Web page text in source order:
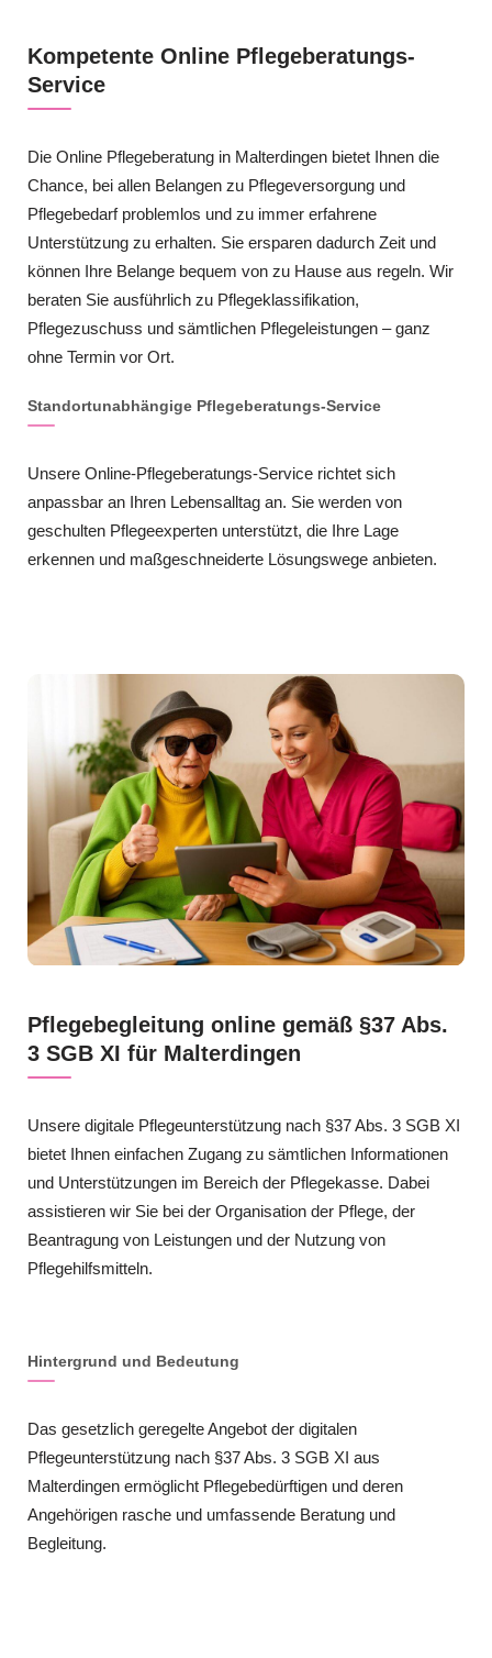
Kompetente Online Pflegeberatungs-
Service
Die Online Pflegeberatung in Malterdingen bietet Ihnen die
Chance, bei allen Belangen zu Pflegeversorgung und
Pflegebedarf problemlos und zu immer erfahrene
Unterstützung zu erhalten. Sie ersparen dadurch Zeit und
können Ihre Belange bequem von zu Hause aus regeln. Wir
beraten Sie ausführlich zu Pflegeklassifikation,
Pflegezuschuss und sämtlichen Pflegeleistungen – ganz
ohne Termin vor Ort.
Standortunabhängige Pflegeberatungs-Service
Unsere Online-Pflegeberatungs-Service richtet sich
anpassbar an Ihren Lebensalltag an. Sie werden von
geschulten Pflegeexperten unterstützt, die Ihre Lage
erkennen und maßgeschneiderte Lösungswege anbieten.
Pflegebegleitung online gemäß §37 Abs.
3 SGB XI für Malterdingen
Unsere digitale Pflegeunterstützung nach §37 Abs. 3 SGB XI
bietet Ihnen einfachen Zugang zu sämtlichen Informationen
und Unterstützungen im Bereich der Pflegekasse. Dabei
assistieren wir Sie bei der Organisation der Pflege, der
Beantragung von Leistungen und der Nutzung von
Pflegehilfsmitteln.
Hintergrund und Bedeutung
Das gesetzlich geregelte Angebot der digitalen
Pflegeunterstützung nach §37 Abs. 3 SGB XI aus
Malterdingen ermöglicht Pflegebedürftigen und deren
Angehörigen rasche und umfassende Beratung und
Begleitung.